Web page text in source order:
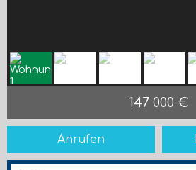
147 000 €
Anrufen